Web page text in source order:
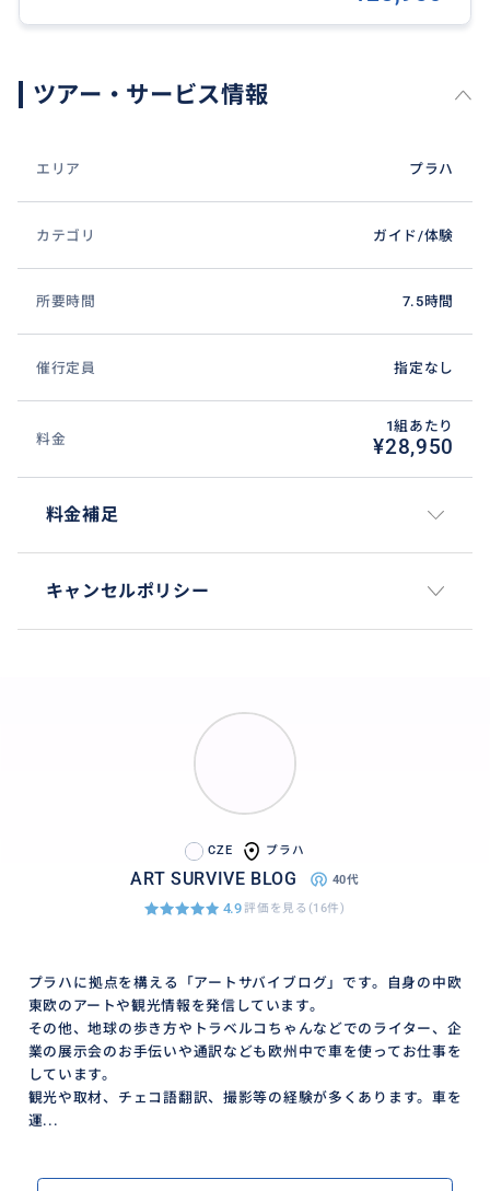
この機会に。
ツアー・サービス情報
エリア プラハ
カテゴリ ガイド/体験
所要時間 7.5時間
催行定員 指定なし
料金
1組あたり
¥28,950
料金補足
キャンセルポリシー
CZE プラハ
ART SURVIVE BLOG 40代
4.9評価を見る(16件)
プラハに拠点を構える「アートサバイブログ」です。自身の中欧
東欧のアートや観光情報を発信しています。
その他、地球の歩き方やトラベルコちゃんなどでのライター、企
業の展示会のお手伝いや通訳なども欧州中で車を使ってお仕事を
しています。
観光や取材、チェコ語翻訳、撮影等の経験が多くあります。車を
運...